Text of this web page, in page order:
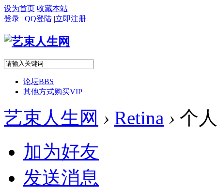
设为首页 收藏本站
登录 | QQ登陆 |立即注册
论坛BBS
其他方式购买VIP
艺束人生网 › Retina › 个
加为好友
发送消息